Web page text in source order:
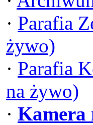
· Parafia
żywo)
· Parafia
na żywo)
· Kamera